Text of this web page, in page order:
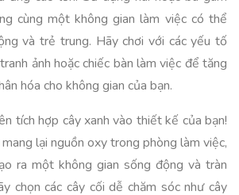
cùng một không gian làm việc có thể
và trẻ trung. Hãy chơi với các yếu tố
ảnh hoặc chiếc bàn làm việc để tăng
hóa cho không gian của bạn.
tích hợp cây xanh vào thiết kế của bạn!
lại nguồn oxy trong phòng làm việc,
ra một không gian sống động và tràn
chọn các cây cối dễ chăm sóc như cây